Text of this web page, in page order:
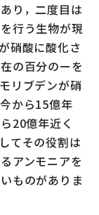
り，二度目は
行う生物が現
硝酸に酸化さ
の百分のーを
リブデンが硝
から15億年
20億年近く
てその役割は
アンモニアを
ものがありま